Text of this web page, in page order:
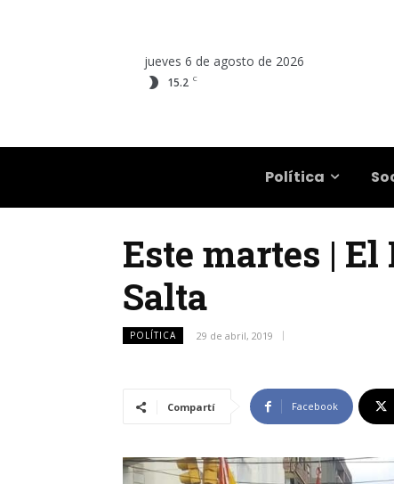
jueves 6 de agosto de 2026
15.2 C
Política
Este martes |
Salta
POLÍTICA 29 de abril, 2019
Compartí Facebook